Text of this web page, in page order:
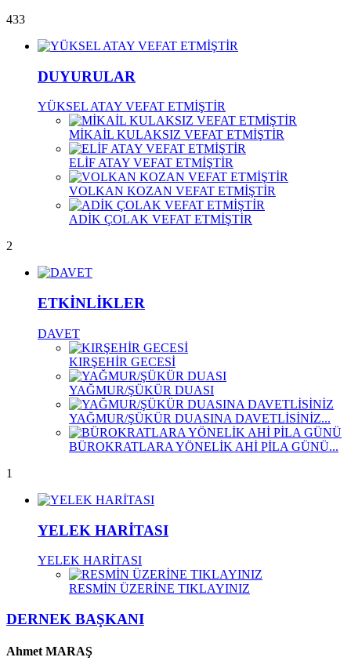
433
DUYURULAR
YÜKSEL ATAY VEFAT ETMİŞTİR
MİKAİL KULAKSIZ VEFAT ETMİŞTİR
ELİF ATAY VEFAT ETMİŞTİR
VOLKAN KOZAN VEFAT ETMİŞTİR
ADİK ÇOLAK VEFAT ETMİŞTİR
2
ETKİNLİKLER
DAVET
KIRŞEHİR GECESİ
YAĞMUR/ŞÜKÜR DUASI
YAĞMUR/ŞÜKÜR DUASINA DAVETLİSİNİZ...
BÜROKRATLARA YÖNELİK AHİ PİLA GÜNÜ...
1
YELEK HARİTASI
YELEK HARİTASI
RESMİN ÜZERİNE TIKLAYINIZ
DERNEK BAŞKANI
Ahmet MARAŞ